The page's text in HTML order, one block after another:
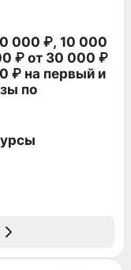
000 ₽, 10 000
₽ от 30 000 ₽
₽ на первый и
по